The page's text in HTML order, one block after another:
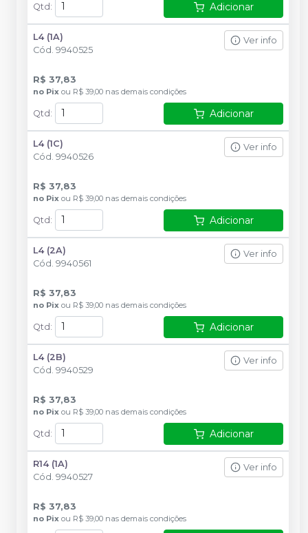
Qtd : Adicionar
L4 (1A)
Cód. 9940525
Ver info
R$ 37,83
no Pix ou R$ 39,00 nas demais condições
Qtd : Adicionar
L4 (1C)
Cód. 9940526
Ver info
R$ 37,83
no Pix ou R$ 39,00 nas demais condições
Qtd : Adicionar
L4 (2A)
Cód. 9940561
Ver info
R$ 37,83
no Pix ou R$ 39,00 nas demais condições
Qtd : Adicionar
L4 (2B)
Cód. 9940529
Ver info
R$ 37,83
no Pix ou R$ 39,00 nas demais condições
Qtd : Adicionar
R14 (1A)
Cód. 9940527
Ver info
R$ 37,83
no Pix ou R$ 39,00 nas demais condições